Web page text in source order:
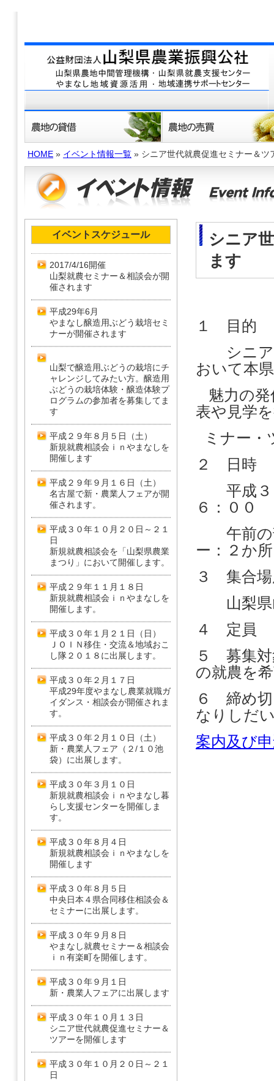
HOME » イベント情報一覧 » シニア世代就農促進セミナー＆ツ
シニア
ます
１ 目的
シニア
おいて本
魅力の発
表や見学
ミナー・
２ 日時
平成３０
６：００
午前の
ー：２か
３ 集合場
山梨県山
４ 定員
５ 募集
の就農を
６ 締め
なりしだ
案内及び
イベントスケジュール
2017/4/16開催
山梨就農セミナー＆相談会が開
催されます
平成29年6月
やまなし醸造用ぶどう栽培セミ
ナーが開催されます
山梨で醸造用ぶどうの栽培にチ
ャレンジしてみたい方。醸造用
ぶどうの栽培体験・醸造体験プ
ログラムの参加者を募集してま
す
平成２９年８月５日（土）
新規就農相談会ｉｎやまなしを
開催します
平成２９年９月１６日（土）
名古屋で新・農業人フェアが開
催されます。
平成３０年１０月２０日～２１
日
新規就農相談会を「山梨県農業
まつり」において開催します。
平成２９年１１月１８日
新規就農相談会ｉｎやまなしを
開催します。
平成３０年１月２１日（日）
ＪＯＩＮ移住・交流＆地域おこ
し隊２０１８に出展します。
平成３０年２月１７日
平成29年度やまなし農業就職ガ
イダンス・相談会が開催されま
す。
平成３０年２月１０日（土）
新・農業人フェア（２/１０池
袋）に出展します。
平成３０年３月１０日
新規就農相談会ｉｎやまなし暮
らし支援センターを開催しま
す。
平成３０年８月４日
新規就農相談会ｉｎやまなしを
開催します
平成３０年８月５日
中央日本４県合同移住相談会＆
セミナーに出展します。
平成３０年９月８日
やまなし就農セミナー＆相談会
ｉｎ有楽町を開催します。
平成３０年９月１日
新・農業人フェアに出展します
平成３０年１０月１３日
シニア世代就農促進セミナー＆
ツアーを開催します
平成３０年１０月２０日～２１
日